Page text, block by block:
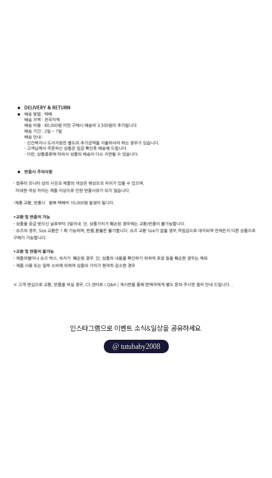
인스타그램으로 이벤트 소식&일상을 공유하세요.
@ tutubaby2008